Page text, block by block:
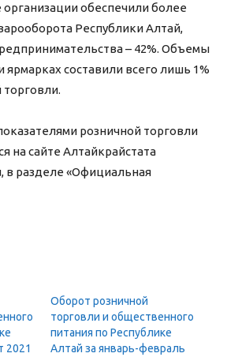
обеспечили более
Республики Алтай,
– 42%. Объемы
составили всего лишь 1%
розничной торговли
на сайте Алтайкрайстата
в разделе «Официальная
2021
Оборот розничной
торговли и общественного
питания по Республике
Алтай за январь-февраль